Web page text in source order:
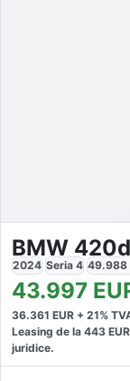
2024 Seria 4 49.988
43.997
36.361 EUR + 21%
Leasing de la 443
juridice.